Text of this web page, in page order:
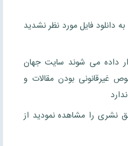
دانلود فایل مورد نظر نشدید
داده می شوند سایت جهان
غیرقانونی بودن مقالات و
را مشاهده نمودید از